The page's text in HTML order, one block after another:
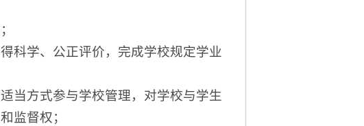
学、公正评价，完成学校规定学业
方式参与学校管理，对学校与学生
监督权；